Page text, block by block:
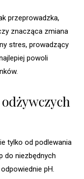
przeprowadzka,
znacząca zmiana
stres, prowadzący
powoli
tylko od podlewania
do niezbędnych
pH.